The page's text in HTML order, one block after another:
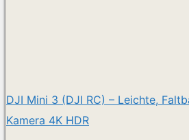
DJI Mini 3 (DJI RC) – Leichte,
Kamera 4K HDR